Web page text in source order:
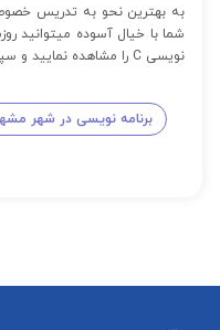
شما با خیال آسوده میتوانید
نویسی C را مشاهده نمایید و سپس آنها را انتخاب کنید.
برنامه نویسی در شهر